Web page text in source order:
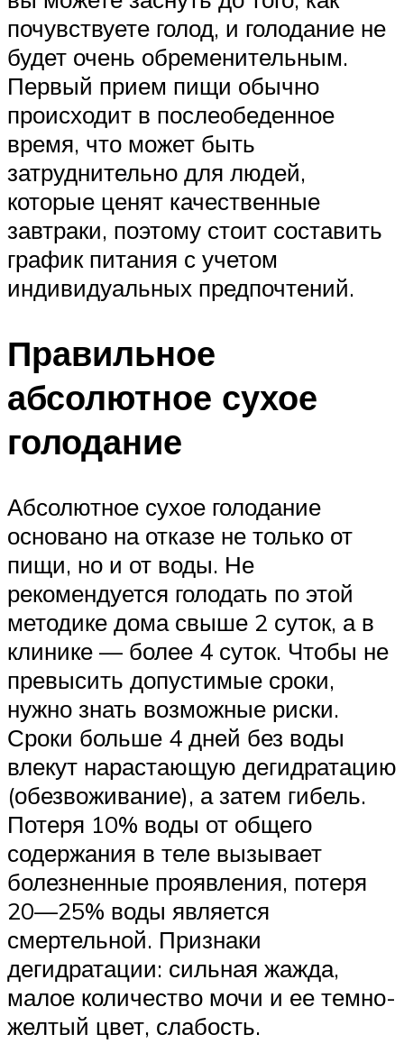
почувствуете голод, и голодание не
будет очень обременительным.
Первый прием пищи обычно
происходит в послеобеденное
время, что может быть
затруднительно для людей,
которые ценят качественные
завтраки, поэтому стоит составить
график питания с учетом
индивидуальных предпочтений.
Правильное
абсолютное сухое
голодание
Абсолютное сухое голодание
основано на отказе не только от
пищи, но и от воды. Не
рекомендуется голодать по этой
методике дома свыше 2 суток, а в
клинике — более 4 суток. Чтобы не
превысить допустимые сроки,
нужно знать возможные риски.
Сроки больше 4 дней без воды
влекут нарастающую дегидратацию
(обезвоживание), а затем гибель.
Потеря 10% воды от общего
содержания в теле вызывает
болезненные проявления, потеря
20—25% воды является
смертельной. Признаки
дегидратации: сильная жажда,
малое количество мочи и ее темно-
желтый цвет, слабость.